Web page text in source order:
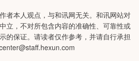
者本人观点，与和讯网无关。和讯网站对
立，不对所包含内容的准确性、可靠性或
的保证。请读者仅作参考，并请自行承担